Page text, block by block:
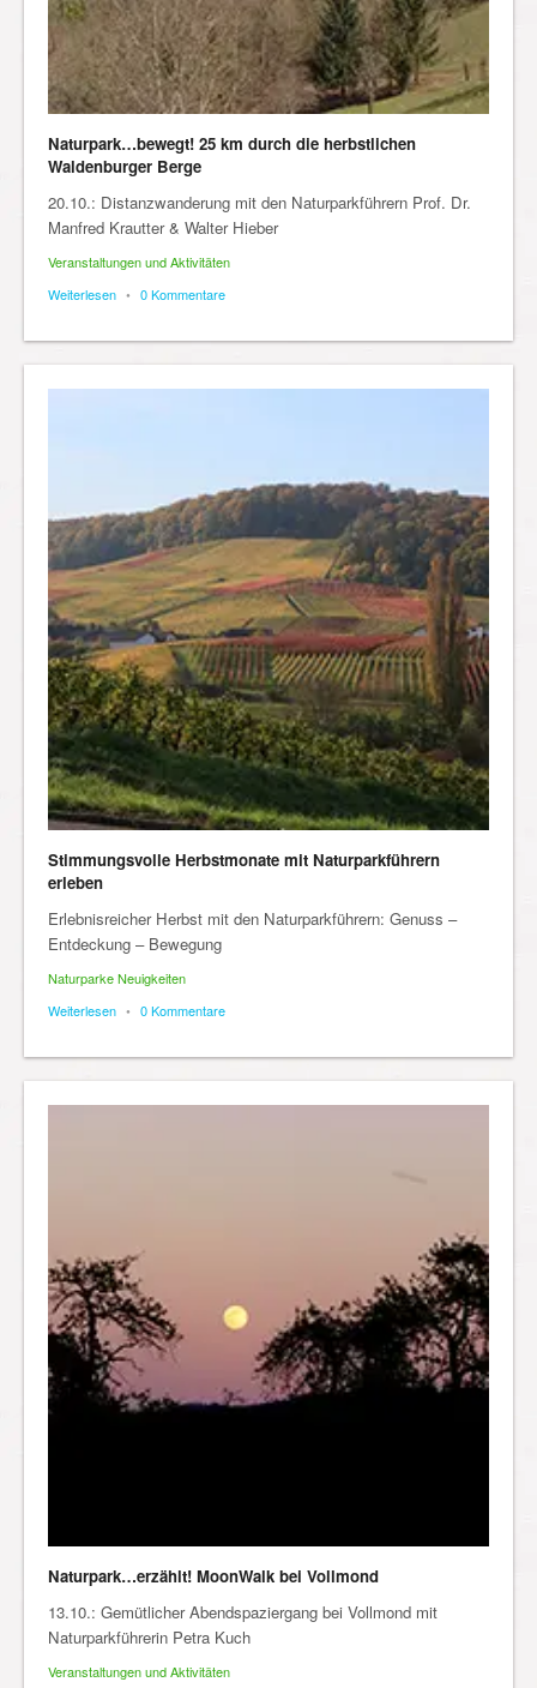
Naturpark…bewegt! 25 km durch die herbstlichen
Waldenburger Berge
20.10.: Distanzwanderung mit den Naturparkführern Prof. Dr.
Manfred Krautter & Walter Hieber
Veranstaltungen und Aktivitäten
Weiterlesen • 0 Kommentare
Stimmungsvolle Herbstmonate mit Naturparkführern
erleben
Erlebnisreicher Herbst mit den Naturparkführern: Genuss –
Entdeckung – Bewegung
Naturparke Neuigkeiten
Weiterlesen • 0 Kommentare
Naturpark…erzählt! MoonWalk bei Vollmond
13.10.: Gemütlicher Abendspaziergang bei Vollmond mit
Naturparkführerin Petra Kuch
Veranstaltungen und Aktivitäten